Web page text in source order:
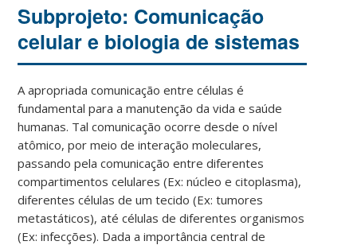
Subprojeto: Comunicação
celular e biologia de sistemas
A apropriada comunicação entre células é
fundamental para a manutenção da vida e saúde
humanas. Tal comunicação ocorre desde o nível
atômico, por meio de interação moleculares,
passando pela comunicação entre diferentes
compartimentos celulares (Ex: núcleo e citoplasma),
diferentes células de um tecido (Ex: tumores
metastáticos), até células de diferentes organismos
(Ex: infecções). Dada a importância central de